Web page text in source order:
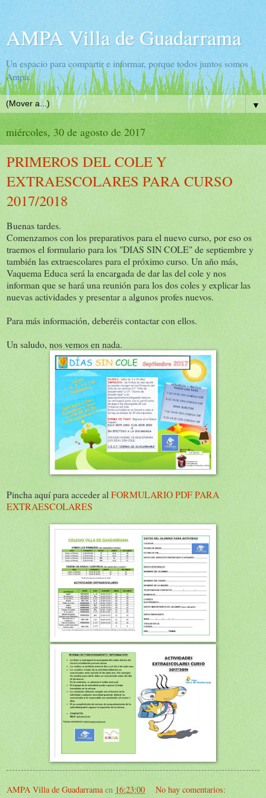
AMPA Villa de Guadarrama
Un espacio para compartir e informar, porque todos juntos somos
Ampa.
▼
miércoles, 30 de agosto de 2017
PRIMEROS DEL COLE Y
EXTRAESCOLARES PARA CURSO
2017/2018
Buenas tardes.
Comenzamos con los preparativos para el nuevo curso, por eso os
traemos el formulario para los "DIAS SIN COLE" de septiembre y
también las extraescolares para el próximo curso. Un año más,
Vaquema Educa será la encargada de dar las del cole y nos
informan que se hará una reunión para los dos coles y explicar las
nuevas actividades y presentar a algunos profes nuevos.
Para más información, deberéis contactar con ellos.
Un saludo, nos vemos en nada.
Pincha aquí para acceder al FORMULARIO PDF PARA
EXTRAESCOLARES
AMPA Villa de Guadarrama en 16:23:00 No hay comentarios: